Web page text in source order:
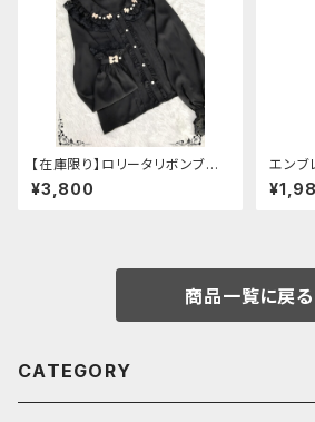
【在庫限り】ロリータリボンブラ
ウス：フリーサイズ
¥3,800
エンブ
イ(レッ
商品一覧に戻る
CATEGORY